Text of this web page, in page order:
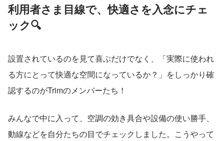
利用者さま目線で、快適さを入念にチェ
ック🔍
設置されているのを見て喜ぶだけでなく、「実際に使われ
る方にとって快適な空間になっているか？」をしっかり確
認するのがTrimのメンバーたち！
みんなで中に入って、空調の効き具合や設備の使い勝手、
動線などを自分たちの目でチェックしました。こうやって